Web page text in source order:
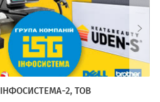
ІНФОСИСТЕМА-2, ТОВ